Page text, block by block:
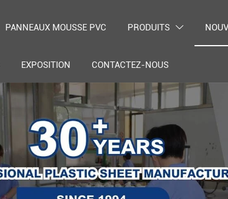
PANNEAUX MOUSSE PVC PRODUITS 
EXPOSITION CONTACTEZ-NOUS